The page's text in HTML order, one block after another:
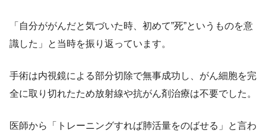
「自分ががんだと気づいた時、初めて”死”というものを意
識した」と当時を振り返っています。
手術は内視鏡による部分切除で無事成功し、がん細胞を完
全に取り切れたため放射線や抗がん剤治療は不要でした。
医師から「トレーニングすれば肺活量をのばせる」と言わ